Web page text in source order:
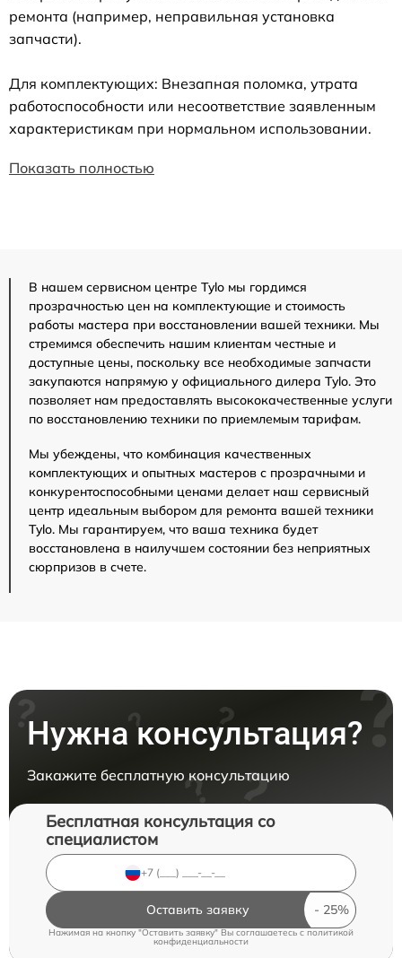
ремонта (например, неправильная установка
запчасти).
Для комплектующих: Внезапная поломка, утрата
работоспособности или несоответствие заявленным
характеристикам при нормальном использовании.
Показать полностью
В нашем сервисном центре Tylo мы гордимся
прозрачностью цен на комплектующие и стоимость
работы мастера при восстановлении вашей техники. Мы
стремимся обеспечить нашим клиентам честные и
доступные цены, поскольку все необходимые запчасти
закупаются напрямую у официального дилера Tylo. Это
позволяет нам предоставлять высококачественные услуги
по восстановлению техники по приемлемым тарифам.
Мы убеждены, что комбинация качественных
комплектующих и опытных мастеров с прозрачными и
конкурентоспособными ценами делает наш сервисный
центр идеальным выбором для ремонта вашей техники
Tylo. Мы гарантируем, что ваша техника будет
восстановлена в наилучшем состоянии без неприятных
сюрпризов в счете.
Нужна консультация?
Закажите бесплатную консультацию
Бесплатная консультация со
специалистом
Оставить заявку
Нажимая на кнопку "Оставить заявку" Вы соглашаетесь cполитикой
конфиденциальности